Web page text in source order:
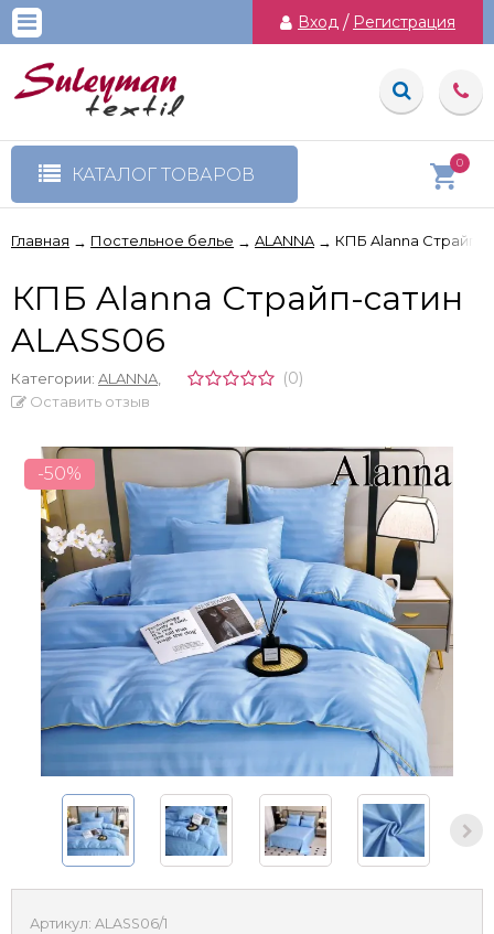
Вход / Регистрация
КАТАЛОГ ТОВАРОВ
0
Главная → Постельное белье → ALANNA → КПБ Alanna Страйп-
КПБ Alanna Страйп-сатин
ALASS06
Категории: ALANNA (0)
Оставить отзыв
-50%
Артикул: ALASS06/1